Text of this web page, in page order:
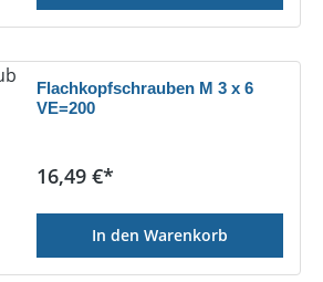
Flachkopfschrauben M 3 x 6
VE=200
Regulärer Preis:
16,49 €*
In den Warenkorb